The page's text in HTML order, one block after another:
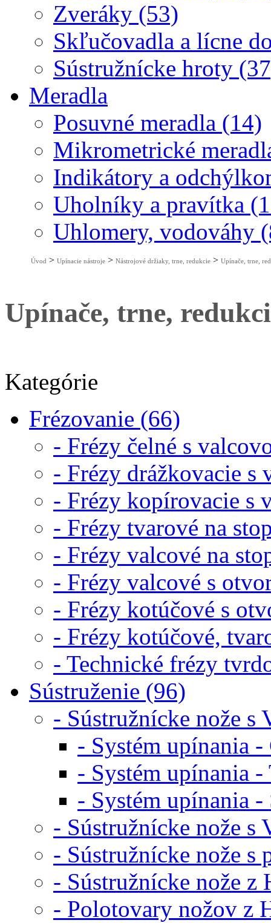
Zveráky (53)
Skľučovadla a lícne
Sústružnícke hroty
Meradla
Posuvné meradla (14)
Mikrometrické
Indikátory a
Uholníky a pravítka
Uhlomery, vodováhy
Úvod > Upínacie nástroje > Nástrojové držiaky, trne, redukcie > Upínače, trne,
Upínače, trne,
Kategórie
Frézovanie (66)
- Frézy čelné s
- Frézy drážkovacie s
- Frézy kopírovacie s
- Frézy tvarové na
- Frézy valcové na
- Frézy valcové s
- Frézy kotúčové s
- Frézy kotúčové,
- Technické frézy
Sústruženie (96)
- Sústružnícke nože
- Systém upínania -
- Systém upínania -
- Systém upínania -
- Sústružnícke nože s
- Sústružnícke nože
- Sústružnícke nože z
- Polotovary nožov z